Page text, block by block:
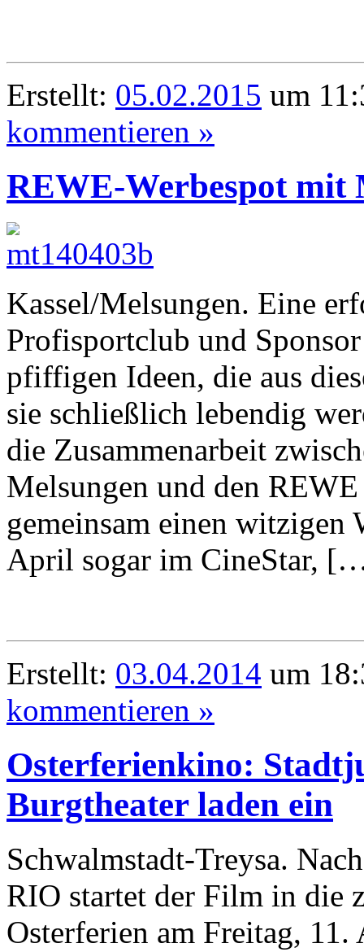
Erstellt: 05.02.2015 um
kommentieren »
REWE-Werbespot mit
Kassel/Melsungen. Eine
Profisportclub und
pfiffigen Ideen, die aus
sie schließlich lebendig
die Zusammenarbeit
Melsungen und den
gemeinsam einen witzigen
April sogar im CineStar,
Erstellt: 03.04.2014 um
kommentieren »
Osterferienkino:
Burgtheater laden ein
Schwalmstadt-Treysa.
RIO startet der Film in die
Osterferien am Freitag,